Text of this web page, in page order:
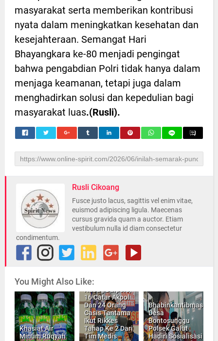
masyarakat serta memberikan kontribusi
nyata dalam meningkatkan kesehatan dan
kesejahteraan. Semangat Hari
Bhayangkara ke-80 menjadi pengingat
bahwa pengabdian Polri tidak hanya dalam
menjaga keamanan, tetapi juga dalam
menghadirkan solusi dan kepedulian bagi
masyarakat luas.(Rusli).
Rusli Cikoang
Fusce justo lacus, sagittis vel enim vitae,
euismod adipiscing ligula. Maecenas
cursus gravida quam a auctor. Etiam
vestibulum nulla id diam consectetur
condimentum.
You Might Also Like:
Khasiat Air
Minum Ruqyah
16 Catar Akpol
Dan 24 Orang
Casis Tantama
Ikut Rikkes
Tahap Ke 2 Dari
Tim Medis
Bhabinkantibmas
Desa
Bontosunggu
Polsek Galut
Hadiri Sosialisasi